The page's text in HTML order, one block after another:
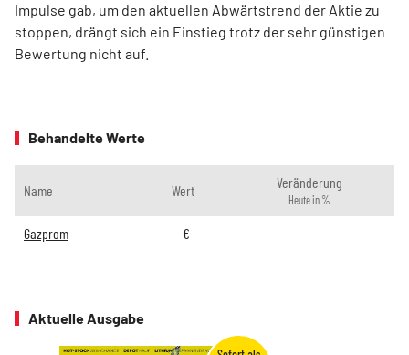
Impulse gab, um den aktuellen Abwärtstrend der Aktie zu
stoppen, drängt sich ein Einstieg trotz der sehr günstigen
Bewertung nicht auf.
Behandelte Werte
Name Wert Veränderung
Heute in %
Gazprom - €
Aktuelle Ausgabe